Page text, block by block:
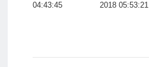
04:43:45
2018 05:53:21